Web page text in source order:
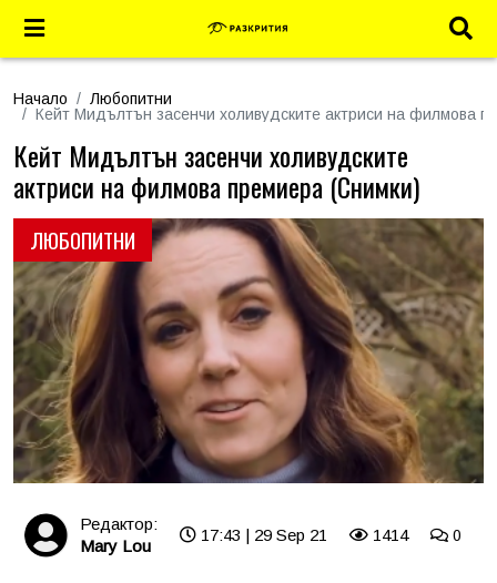
Начало
Любопитни
Кейт Мидълтън засенчи холивудските актриси на филмова
ЛЮБОПИТНИ
Кейт Мидълтън засенчи холивудските
актриси на филмова премиера (Снимки)
Редактор:
Mary Lou
17:43 | 29 Sep 21 1414 0